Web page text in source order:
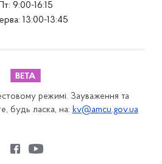
Пт: 9:00-16:15
13:00-13:45
режимі. Зауваження та
будь ласка, на: kv@amcu.gov.ua